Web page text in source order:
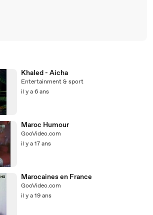
Khaled - Aicha
Entertainment & sport
il y a 6 ans
Maroc Humour
GooVideo.com
il y a 17 ans
Marocaines en France
GooVideo.com
il y a 19 ans